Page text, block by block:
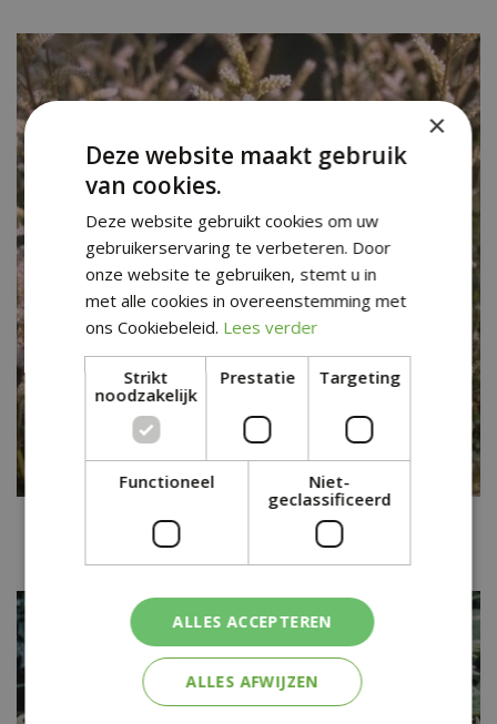
Aruncus aethusifolius
×
Deze website maakt gebruik
van cookies.
Deze website gebruikt cookies om uw
gebruikerservaring te verbeteren. Door
onze website te gebruiken, stemt u in
met alle cookies in overeenstemming met
ons Cookiebeleid. Lees verder
Strikt
noodzakelijk
Prestatie Targeting
Functioneel
Niet-
geclassificeerd
ALLES ACCEPTEREN
ALLES AFWIJZEN